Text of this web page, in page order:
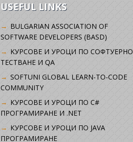
USEFUL LINKS
BULGARIAN ASSOCIATION OF
SOFTWARE DEVELOPERS (BASD)
KУРСОВЕ И УРОЦИ ПО СОФТУЕРНО
ТЕСТВАНЕ И QA
SOFTUNI GLOBAL LEARN-TO-CODE
COMMUNITY
КУРСОВЕ И УРОЦИ ПО C#
ПРОГРАМИРАНЕ И .NET
КУРСОВЕ И УРОЦИ ПО JAVA
ПРОГРАМИРАНЕ